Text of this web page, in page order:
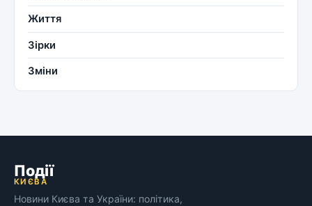
Життя
Зірки
Зміни
Події
КИЄВА
Новини Києва та України: політика,